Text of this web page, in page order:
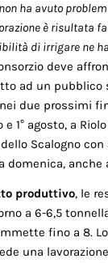
ha avuto
è risultata
di irrigare ne
deve
ad un pubblico
due prossimi
1° agosto, a
Scalogno
domenica, anche
produttivo, le
a 6-6,5
fino a 8.
una